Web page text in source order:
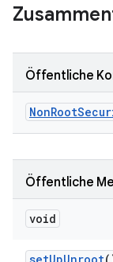
Öffentliche
NonRoot
Öffentliche
void